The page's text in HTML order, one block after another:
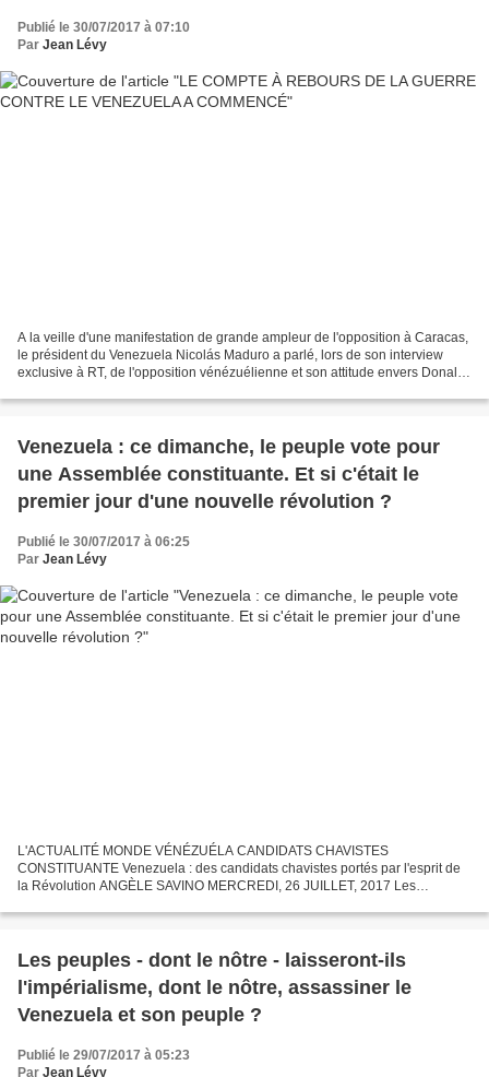
Publié le 30/07/2017 à 07:10
Par Jean Lévy
A la veille d'une manifestation de grande ampleur de l'opposition à Caracas,
le président du Venezuela Nicolás Maduro a parlé, lors de son interview
exclusive à RT, de l'opposition vénézuélienne et son attitude envers Donald
Venezuela : ce dimanche, le peuple vote pour
une Assemblée constituante. Et si c'était le
premier jour d'une nouvelle révolution ?
Publié le 30/07/2017 à 06:25
Par Jean Lévy
L'ACTUALITÉ MONDE VÉNÉZUÉLA CANDIDATS CHAVISTES
CONSTITUANTE Venezuela : des candidats chavistes portés par l'esprit de
la Révolution ANGÈLE SAVINO MERCREDI, 26 JUILLET, 2017 Les
dans...
Les peuples - dont le nôtre - laisseront-ils
l'impérialisme, dont le nôtre, assassiner le
Venezuela et son peuple ?
Publié le 29/07/2017 à 05:23
Par Jean Lévy